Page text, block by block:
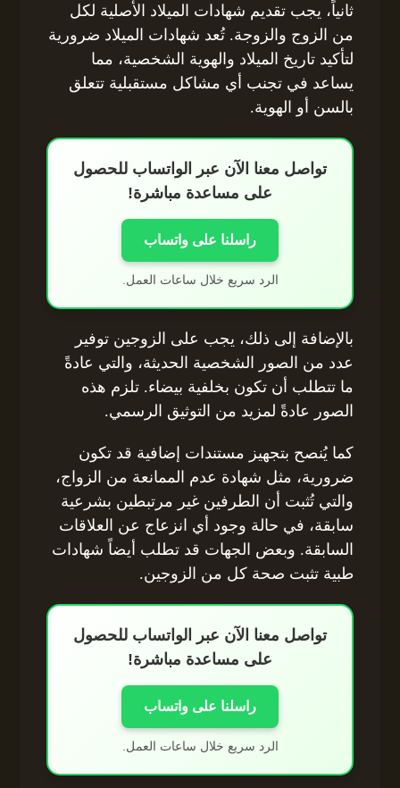
ثانياً، يجب تقديم شهادات الميلاد الأصلية لكل
من الزوج والزوجة. تُعد شهادات الميلاد ضرورية
لتأكيد تاريخ الميلاد والهوية الشخصية، مما
يساعد في تجنب أي مشاكل مستقبلية تتعلق
بالسن أو الهوية.
تواصل معنا الآن عبر الواتساب للحصول
على مساعدة مباشرة!
راسلنا على واتساب
الرد سريع خلال ساعات العمل.
بالإضافة إلى ذلك، يجب على الزوجين توفير
عدد من الصور الشخصية الحديثة، والتي عادةً
ما تتطلب أن تكون بخلفية بيضاء. تلزم هذه
الصور عادةً لمزيد من التوثيق الرسمي.
كما يُنصح بتجهيز مستندات إضافية قد تكون
ضرورية، مثل شهادة عدم الممانعة من الزواج،
والتي تُثبت أن الطرفين غير مرتبطين بشرعية
سابقة، في حالة وجود أي انزعاج عن العلاقات
السابقة. وبعض الجهات قد تطلب أيضاً شهادات
طبية تثبت صحة كل من الزوجين.
تواصل معنا الآن عبر الواتساب للحصول
على مساعدة مباشرة!
راسلنا على واتساب
الرد سريع خلال ساعات العمل.